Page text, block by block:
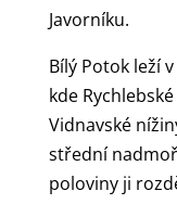
Javorníku.
Bílý Potok leží
kde
Vidnavské
střední
poloviny ji